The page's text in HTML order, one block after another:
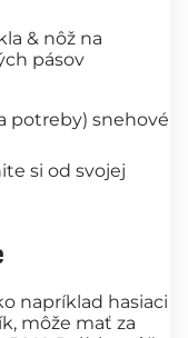
& nôž na
pásov
potreby) snehové
si od svojej
napríklad hasiaci
môže mať za